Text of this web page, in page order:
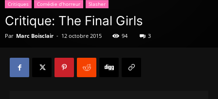
Critiques Comédie d’horreur Slasher
Critique: The Final Girls
Par Marc Boisclair - 12 octobre 2015 94 3